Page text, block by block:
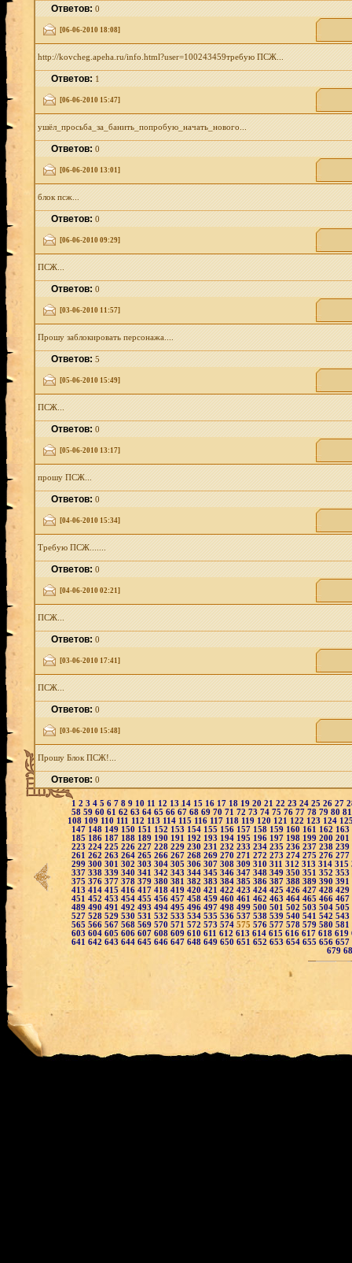
Ответов:0
[06-06-2010 18:08]
http://kovcheg.apeha.ru/info.html?user=100243459требую ПСЖ...
Ответов:1
[06-06-2010 15:47]
ушёл_просьба_за_банить_попробую_начать_нового...
Ответов:0
[06-06-2010 13:01]
блок псж...
Ответов:0
[06-06-2010 09:29]
ПСЖ...
Ответов:0
[03-06-2010 11:57]
Прошу заблокировать персонажа....
Ответов:5
[05-06-2010 15:49]
ПСЖ...
Ответов:0
[05-06-2010 13:17]
прошу ПСЖ...
Ответов:0
[04-06-2010 15:34]
Требую ПСЖ.......
Ответов:0
[04-06-2010 02:21]
ПСЖ...
Ответов:0
[03-06-2010 17:41]
ПСЖ...
Ответов:0
[03-06-2010 15:48]
Прошу Блок ПСЖ!...
Ответов:0
1 2 3 4 5 6 7 8 9 10 11 12 1314 15 16 17 18 19 20 21 22 23 24 25 26 27
58 59 60 61 62 63 64 65 66 67 68 69 70 71 72 73 74 75 76 77 78 79 80
108 109 110 111 112 113 114 115 116 117 118 119 120 121 122 123 124
147 148 149 150 151 152 153 154 155 156 157 158 159 160 161 162 163
185 186 187 188 189 190 191 192 193 194 195 196 197 198 199 200 201
223 224 225 226 227 228 229 230 231 232 233 234 235 236 237 238 239
261 262 263 264 265 266 267 268 269 270 271 272 273 274 275 276 277
299 300 301 302 303 304 305 306 307 308 309 310 311 312 313 314 315
337 338 339 340 341 342 343 344 345 346 347 348 349 350 351 352 353
375 376 377 378 379 380 381 382 383 384 385 386 387 388 389 390 391
413 414 415 416 417 418 419 420 421 422 423 424 425 426 427 428 429
451 452 453 454 455 456 457 458 459 460 461 462 463 464 465 466 467
489 490 491 492 493 494 495 496 497 498 499 500 501 502 503 504 505
527 528 529 530 531 532 533 534 535 536 537 538 539 540 541 542 543
565 566 567 568 569 570 571 572 573 574 575 576 577 578 579 580 581
603 604 605 606 607 608 609 610 611 612 613 614 615 616 617 618 619
641 642 643 644 645 646 647 648 649 650 651 652 653 654 655 656 657
679